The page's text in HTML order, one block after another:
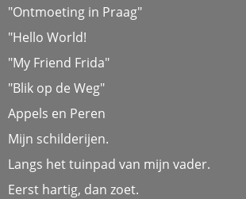
"Ontmoeting in Praag"
"Hello World!
"My Friend Frida"
"Blik op de Weg"
Appels en Peren
Mijn schilderijen.
Langs het tuinpad van mijn vader.
Eerst hartig, dan zoet.